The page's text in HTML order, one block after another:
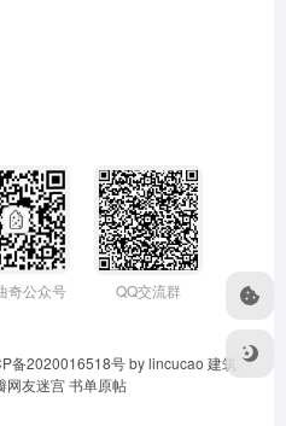
奇公众号 QQ交流群
备2020016518号by lincucao 建筑
网友迷宫书单原帖